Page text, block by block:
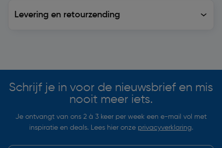
Levering en retourzending
Schrijf je in voor de nieuwsbrief en mis
nooit meer iets.
Je ontvangt van ons 2 à 3 keer per week een e-mail vol met
inspiratie en deals. Lees hier onze privacyverklaring.